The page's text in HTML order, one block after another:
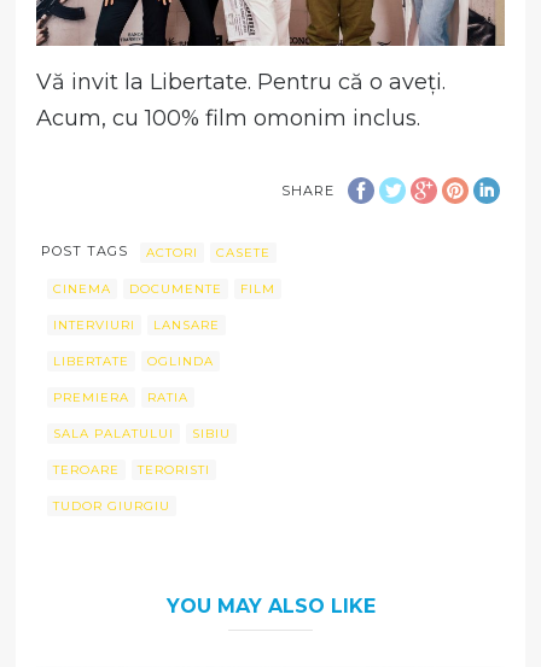
Vă invit la Libertate. Pentru că o aveți.
Acum, cu 100% film omonim inclus.
SHARE
POST TAGS ACTORI CASETE
CINEMA DOCUMENTE FILM
INTERVIURI LANSARE
LIBERTATE OGLINDA
PREMIERA RATIA
SALA PALATULUI SIBIU
TEROARE TERORISTI
TUDOR GIURGIU
YOU MAY ALSO LIKE